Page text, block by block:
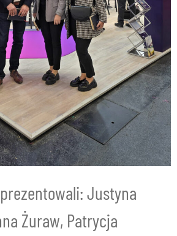
Justyna
Żuraw, Patrycja